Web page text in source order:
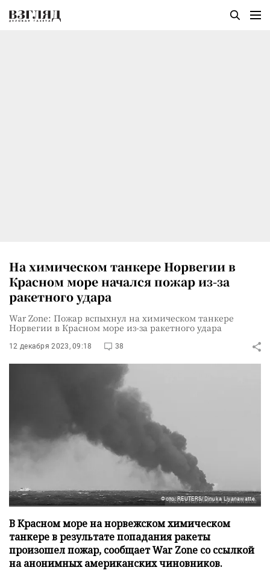
На химическом танкере Норвегии в
Красном море начался пожар из-за
ракетного удара
War Zone: Пожар вспыхнул на химическом танкере
Норвегии в Красном море из-за ракетного удара
12 декабря 2023, 09:18 38
Фото: REUTERS/Dinuka Liyanawatte
В Красном море на норвежском химическом
танкере в результате попадания ракеты
произошел пожар, сообщает War Zone со ссылкой
на анонимных американских чиновников.